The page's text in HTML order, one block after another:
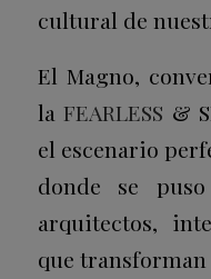
cultural de
El Magno,
laFEARLESS &
el escenario
donde se
arquitectos,
que